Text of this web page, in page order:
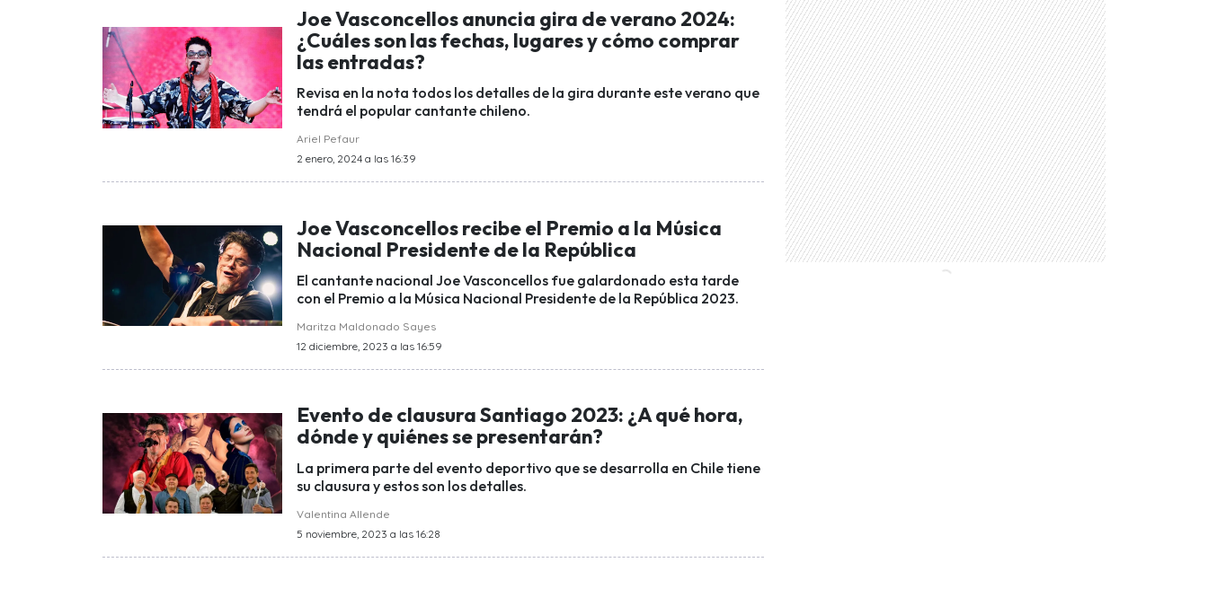
Joe Vasconcellos anuncia gira de verano 2024:
¿Cuáles son las fechas, lugares y cómo comprar
las entradas?
Revisa en la nota todos los detalles de la gira durante este verano que
tendrá el popular cantante chileno.
Ariel Pefaur
2 enero, 2024 a las 16:39
Joe Vasconcellos recibe el Premio a la Música
Nacional Presidente de la República
El cantante nacional Joe Vasconcellos fue galardonado esta tarde
con el Premio a la Música Nacional Presidente de la República 2023.
Maritza Maldonado Sayes
12 diciembre, 2023 a las 16:59
Evento de clausura Santiago 2023: ¿A qué hora,
dónde y quiénes se presentarán?
La primera parte del evento deportivo que se desarrolla en Chile tiene
su clausura y estos son los detalles.
Valentina Allende
5 noviembre, 2023 a las 16:28